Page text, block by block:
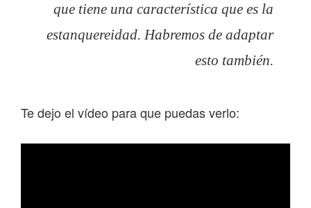
que tiene una característica que es la
estanquereidad. Habremos de adaptar
esto también.
Te dejo el vídeo para que puedas verlo: